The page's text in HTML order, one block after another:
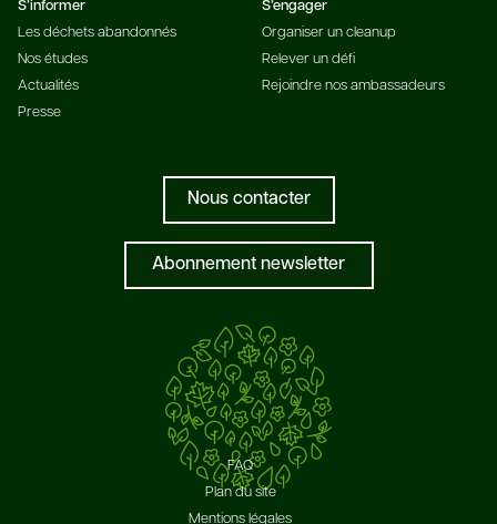
S’informer
Les déchets abandonnés
Nos études
Actualités
Presse
S’engager
Organiser un cleanup
Relever un défi
Rejoindre nos ambassadeurs
Nous contacter
Abonnement newsletter
FAQ
Plan du site
Mentions légales